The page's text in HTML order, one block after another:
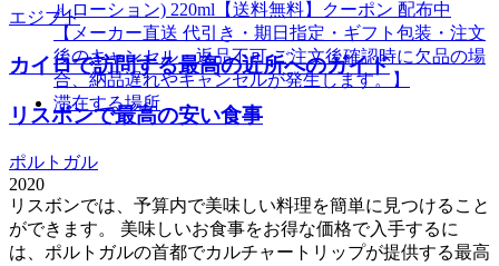
ルローション) 220ml【送料無料】クーポン 配布中
【メーカー直送 代引き・期日指定・ギフト包装・注文
後のキャンセル・返品不可 ご注文後確認時に欠品の場
合、納品遅れやキャンセルが発生します。】
滞在する場所
エジプト
カイロで訪問する最高の近所へのガイド
リスボンで最高の安い食事
ポルトガル
2020
リスボンでは、予算内で美味しい料理を簡単に見つけること
ができます。 美味しいお食事をお得な価格で入手するに
は、ポルトガルの首都でカルチャートリップが提供する最高